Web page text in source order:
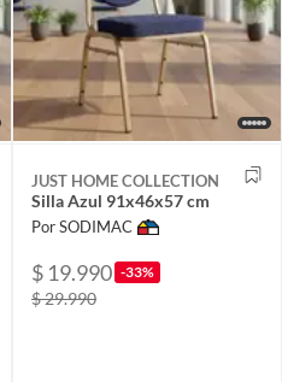
JUST HOME COLLECTION
Silla Azul 91x46x57 cm
Por SODIMAC
$ 19.990 -33%
$ 29.990